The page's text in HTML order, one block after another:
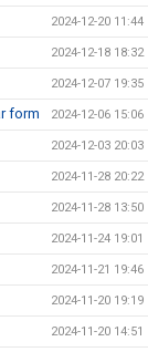
2024-12-20 11:44
2024-12-18 18:32
2024-12-07 19:35
form 2024-12-06 15:06
2024-12-03 20:03
2024-11-28 20:22
2024-11-28 13:50
2024-11-24 19:01
2024-11-21 19:46
2024-11-20 19:19
2024-11-20 14:51